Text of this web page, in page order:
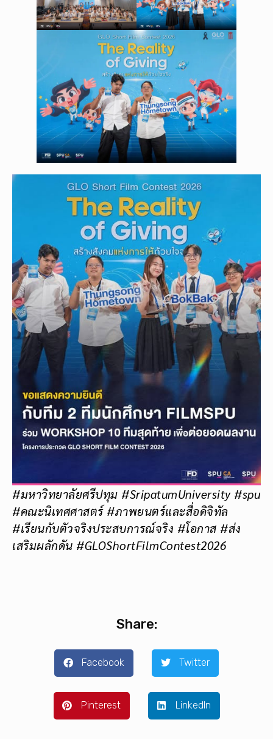
#มหาวิทยาลัยศรีปทุม #SripatumUniversity #spu
#คณะนิเทศศาสตร์ #ภาพยนตร์และสื่อดิจิทัล
#เรียนกับตัวจริงประสบการณ์จริง #โอกาส #ส่ง
เสริมผลักดัน #GLOShortFilmContest2026
Share:
Facebook Twitter
Pinterest LinkedIn